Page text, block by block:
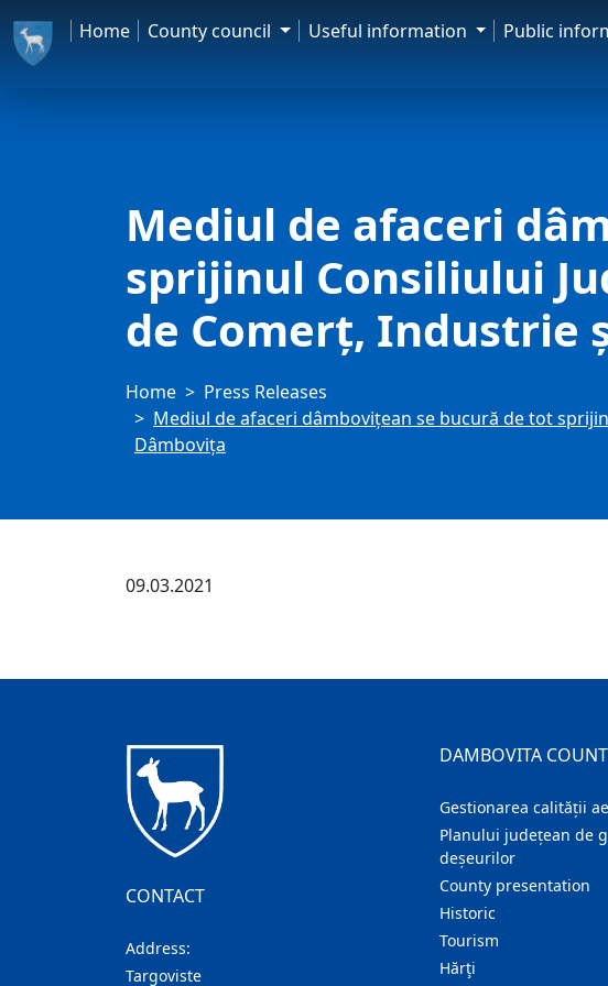
Home County council Useful information Public
Mediul de afaceri
sprijinul Consiliului
de Comerț, Industrie
Home
Press Releases
Mediul de afaceri dâmbovițean se bucură de tot
Dâmbovița
09.03.2021
CONTACT
Address:
Targoviste
DAMBOVITA
Gestionarea calității
Planului județean de
deșeurilor
County presentation
Historic
Tourism
Hărţi